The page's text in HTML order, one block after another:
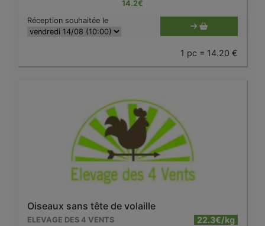
14.2€
Réception souhaitée le
1 pc = 14.20 €
Oiseaux sans tête de volaille
ELEVAGE DES 4 VENTS 22.3€/kg